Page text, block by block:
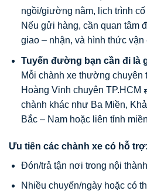
ngồi/giường nằm, lịch trình
Nếu gửi hàng, cần quan tâm
giao – nhận, và hình thức vận
Tuyến đường bạn cần đi là
Mỗi chành xe thường chuyên
Hoàng Vinh chuyên TP.HCM
chành khác như Ba Miền,
Bắc – Nam hoặc liên tỉnh
Ưu tiên các chành xe có hỗ trợ:
Đón/trả tận nơi trong nội thành
Nhiều chuyến/ngày hoặc có